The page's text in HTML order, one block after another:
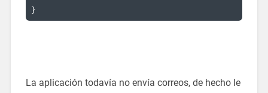
}
La aplicación todavía no envía correos, de hecho le